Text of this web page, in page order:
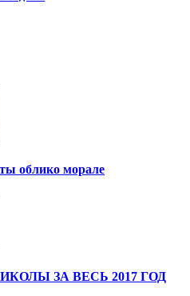
облико морале
ЗА ВЕСЬ 2017 ГОД